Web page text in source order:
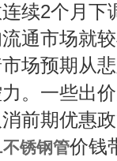
续2个月下
流通市场就
场预期从
。一些出
前期优惠
锈钢管价